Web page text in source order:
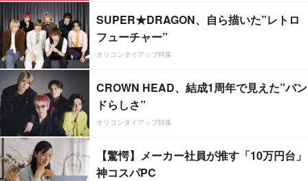
SUPER★DRAGON、自ら描いた”レトロ
フューチャー”
オリコンタイアップ特集
CROWN HEAD、結成1周年で見えた”バン
ドらしさ”
オリコンタイアップ特集
【驚愕】メーカー社員が推す「10万円台」
神コスパPC